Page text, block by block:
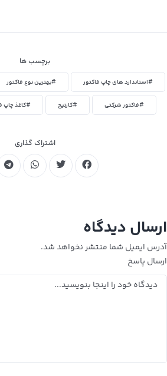
برچسب ها
#استاندارد های چاپ فاکتور #بهترین نوع فاکتور
#فاکتور شرکتی #کارتیج #کاغذ چاپ
اشتراک گذاری
ارسال دیدگاه
آدرس ایمیل شما منتشر نخواهد شد.
ارسال پاسخ